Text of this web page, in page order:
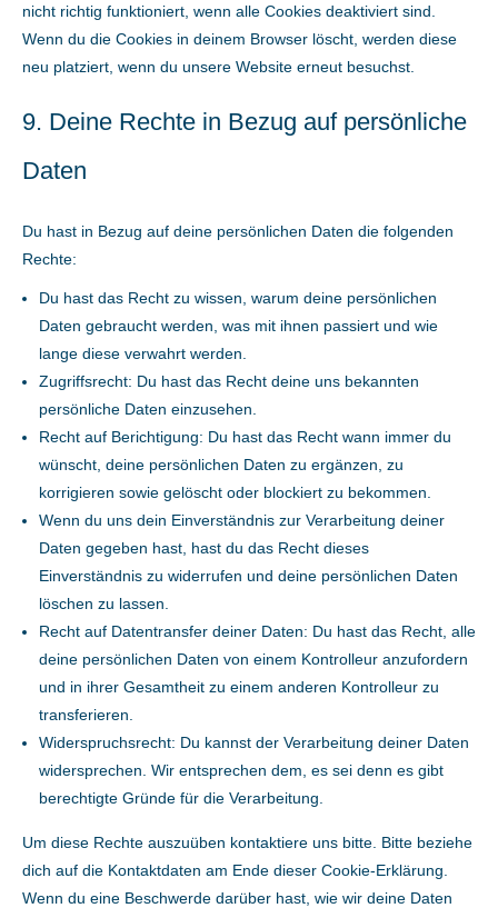
nicht richtig funktioniert, wenn alle Cookies deaktiviert sind.
Wenn du die Cookies in deinem Browser löscht, werden diese
neu platziert, wenn du unsere Website erneut besuchst.
9. Deine Rechte in Bezug auf persönliche
Daten
Du hast in Bezug auf deine persönlichen Daten die folgenden
Rechte:
Du hast das Recht zu wissen, warum deine persönlichen
Daten gebraucht werden, was mit ihnen passiert und wie
lange diese verwahrt werden.
Zugriffsrecht: Du hast das Recht deine uns bekannten
persönliche Daten einzusehen.
Recht auf Berichtigung: Du hast das Recht wann immer du
wünscht, deine persönlichen Daten zu ergänzen, zu
korrigieren sowie gelöscht oder blockiert zu bekommen.
Wenn du uns dein Einverständnis zur Verarbeitung deiner
Daten gegeben hast, hast du das Recht dieses
Einverständnis zu widerrufen und deine persönlichen Daten
löschen zu lassen.
Recht auf Datentransfer deiner Daten: Du hast das Recht, alle
deine persönlichen Daten von einem Kontrolleur anzufordern
und in ihrer Gesamtheit zu einem anderen Kontrolleur zu
transferieren.
Widerspruchsrecht: Du kannst der Verarbeitung deiner Daten
widersprechen. Wir entsprechen dem, es sei denn es gibt
berechtigte Gründe für die Verarbeitung.
Um diese Rechte auszuüben kontaktiere uns bitte. Bitte beziehe
dich auf die Kontaktdaten am Ende dieser Cookie-Erklärung.
Wenn du eine Beschwerde darüber hast, wie wir deine Daten